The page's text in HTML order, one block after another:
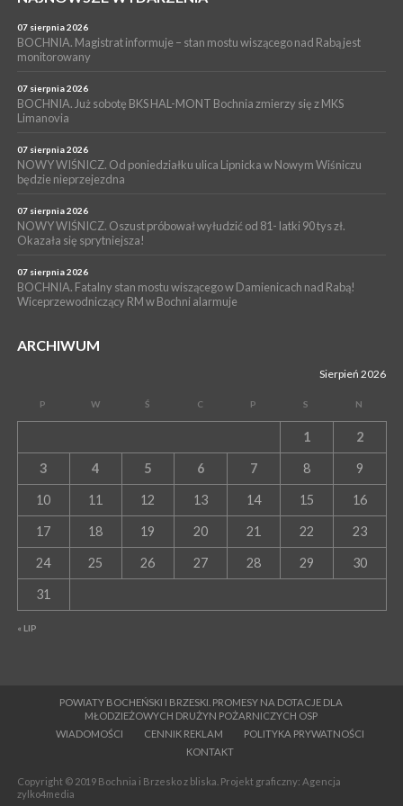
Z BOCHNI NA JASNĄ GÓRĘ. Drugi dzień wędrówki [ZDJĘCIA]
WYDARZENIA
NASZ NEWS. Powstał Komitet Ochrony Ładu
Przestrzennego Miasta Bochnia. To odpowiedź na działania
magistratu
07 sierpnia 2026
BOCHNIA. Magistrat informuje – stan mostu wiszącego nad Rabą jest
monitorowany
07 sierpnia 2026
BOCHNIA. Już sobotę BKS HAL-MONT Bochnia zmierzy się z MKS
Limanovia
07 sierpnia 2026
NOWY WIŚNICZ. Od poniedziałku ulica Lipnicka w Nowym Wiśniczu
będzie nieprzejezdna
07 sierpnia 2026
NOWY WIŚNICZ. Oszust próbował wyłudzić od 81- latki 90 tys zł.
Okazała się sprytniejsza!
07 sierpnia 2026
BOCHNIA. Fatalny stan mostu wiszącego w Damienicach nad Rabą!
Wiceprzewodniczący RM w Bochni alarmuje
ARCHIWUM
Sierpień 2026
P W Ś C P S N
« LIP
1 2
3 4 5 6 7 8 9
10 11 12 13 14 15 16
17 18 19 20 21 22 23
24 25 26 27 28 29 30
31
POWIATY BOCHEŃSKI I BRZESKI. PROMESY NA DOTACJE DLA
MŁODZIEŻOWYCH DRUŻYN POŻARNICZYCH OSP
WIADOMOŚCI
CENNIK REKLAM
POLITYKA PRYWATNOŚCI
KONTAKT
Copyright © 2019 Bochnia i Brzesko z bliska. Projekt graficzny: Agencja
zylko4media